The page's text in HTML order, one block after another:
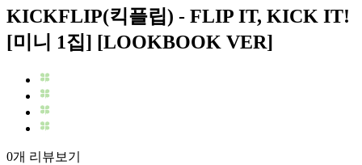
KICKFLIP(킥플립) - FLIP IT, KICK IT!
[미니 1집] [LOOKBOOK VER]
0개 리뷰보기